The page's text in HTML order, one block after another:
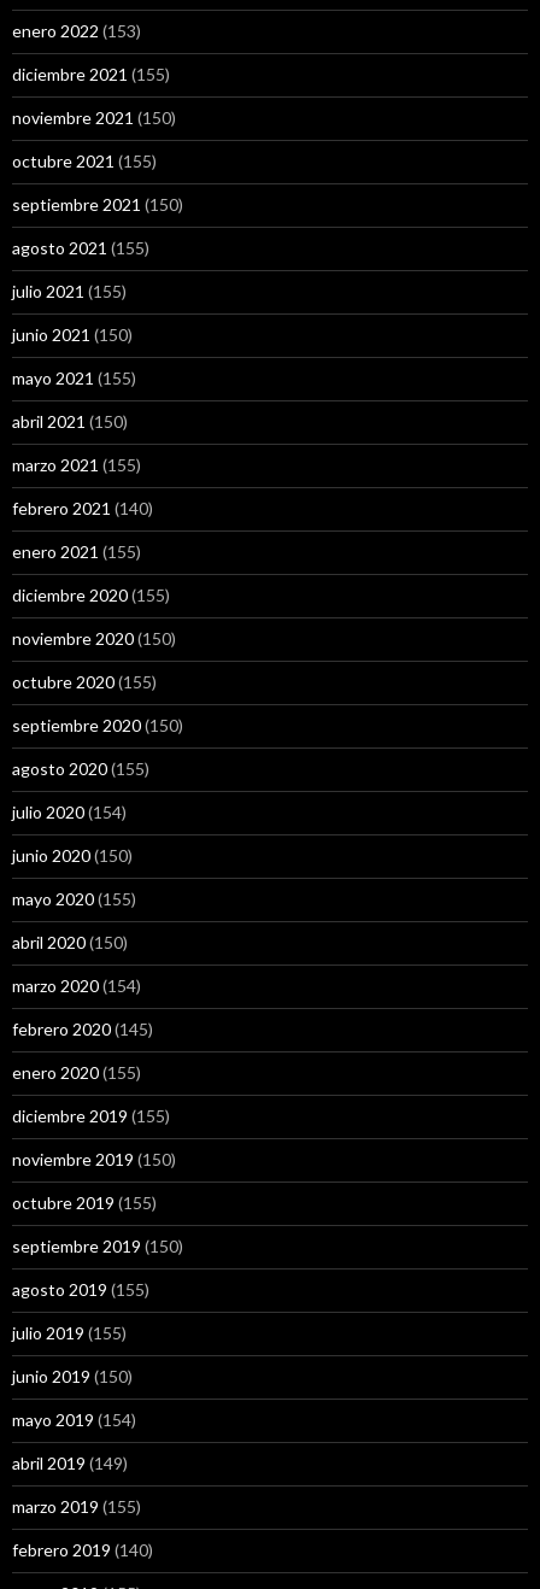
enero 2022 (153)
diciembre 2021 (155)
noviembre 2021 (150)
octubre 2021 (155)
septiembre 2021 (150)
agosto 2021 (155)
julio 2021 (155)
junio 2021 (150)
mayo 2021 (155)
abril 2021 (150)
marzo 2021 (155)
febrero 2021 (140)
enero 2021 (155)
diciembre 2020(155)
noviembre 2020(150)
octubre 2020(155)
septiembre 2020(150)
agosto 2020(155)
julio 2020(154)
junio 2020(150)
mayo 2020(155)
abril 2020(150)
marzo 2020(154)
febrero 2020(145)
enero 2020(155)
diciembre 2019 (155)
noviembre 2019 (150)
octubre 2019 (155)
septiembre 2019 (150)
agosto 2019 (155)
julio 2019 (155)
junio 2019 (150)
mayo 2019 (154)
abril 2019 (149)
marzo 2019 (155)
febrero 2019 (140)